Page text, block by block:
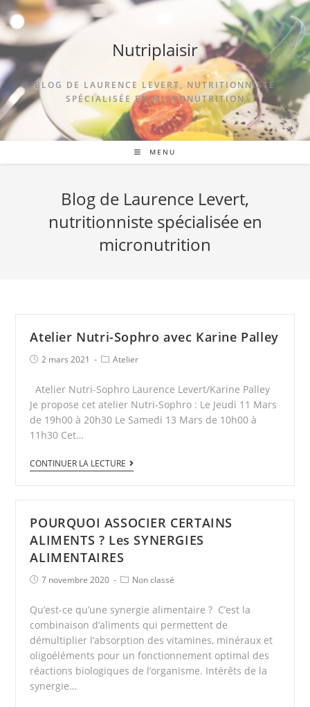
Nutriplaisir
BLOG DE LAURENCE LEVERT, NUTRITIONNISTE
SPÉCIALISÉE EN MICRONUTRITION
MENU
Blog de Laurence Levert,
nutritionniste spécialisée en
micronutrition
Atelier Nutri-Sophro avec Karine Palley
2 mars 2021 Atelier
Atelier Nutri-Sophro Laurence Levert/Karine Palley
Je propose cet atelier Nutri-Sophro : Le Jeudi 11 Mars
de 19h00 à 20h30 Le Samedi 13 Mars de 10h00 à
11h30 Cet…
CONTINUER LA LECTURE
POURQUOI ASSOCIER CERTAINS
ALIMENTS ? Les SYNERGIES
ALIMENTAIRES
7 novembre 2020 Non classé
Qu’est-ce qu’une synergie alimentaire ? C’est la
combinaison d’aliments qui permettent de
démultiplier l’absorption des vitamines, minéraux et
oligoéléments pour un fonctionnement optimal des
réactions biologiques de l’organisme. Intérêts de la
synergie…